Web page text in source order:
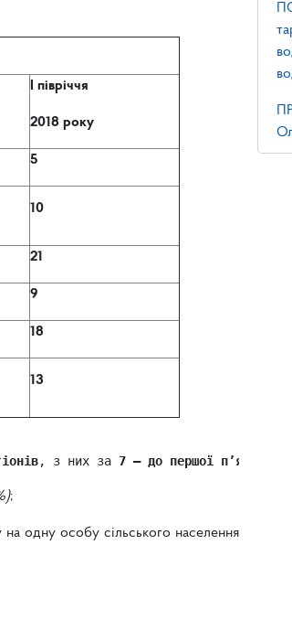
І півріччя
2018 року
5
10
21
9
18
13
, з них за 7 – до першої п’ятірки,
;
на одну особу сільського населення